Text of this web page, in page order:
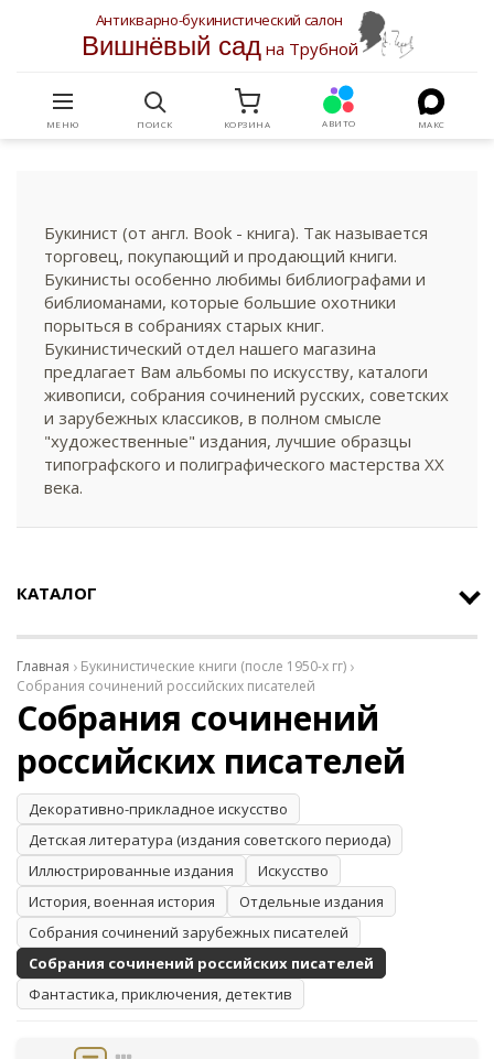
Антикварно-букинистический салон
Вишнёвый садна Трубной
МЕНЮ ПОИСК КОРЗИНА АВИТО МАКС
Букинист (от англ. Book - книга). Так называется
торговец, покупающий и продающий книги.
Букинисты особенно любимы библиографами и
библиоманами, которые большие охотники
порыться в собраниях старых книг.
Букинистический отдел нашего магазина
предлагает Вам альбомы по искусству, каталоги
живописи, собрания сочинений русских, советских
и зарубежных классиков, в полном смысле
"художественные" издания, лучшие образцы
типографского и полиграфического мастерства XX
века.
КАТАЛОГ
Главная
Букинистические книги (после 1950-х гг)
Собрания сочинений российских писателей
Собрания сочинений
российских писателей
Декоративно-прикладное искусство
Детская литература (издания советского периода)
Иллюстрированные издания
Искусство
История, военная история
Отдельные издания
Собрания сочинений зарубежных писателей
Собрания сочинений российских писателей
Фантастика, приключения, детектив